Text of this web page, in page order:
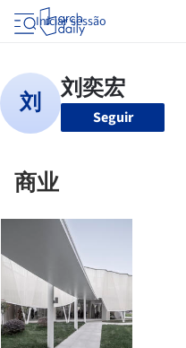
Iniciar sessão
Seguir
商业